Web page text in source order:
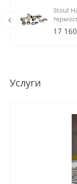
Stout
насоса)
17
Услуги